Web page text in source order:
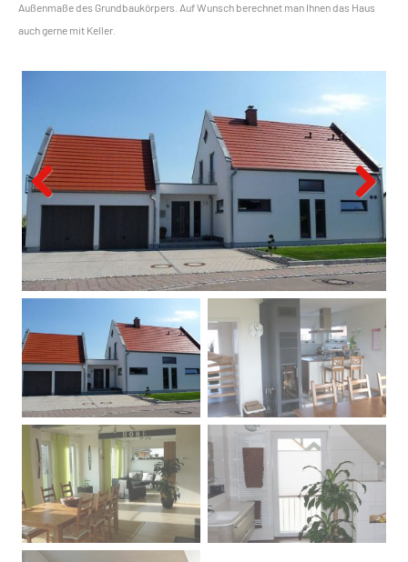
Außenmaße des Grundbaukörpers. Auf Wunsch berechnet man Ihnen das Haus
auch gerne mit Keller.
Next